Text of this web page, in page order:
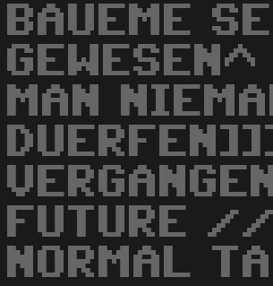
BAUEME
MAN
FUTURE
NORMAL